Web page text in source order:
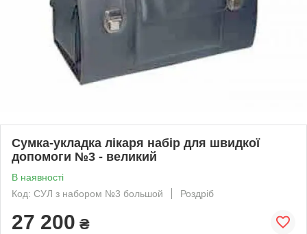
Сумка-укладка лікаря набір для швидкої
допомоги №3 - великий
В наявності
Код: СУЛ з набором №3 большой
Роздріб
27 200 ₴